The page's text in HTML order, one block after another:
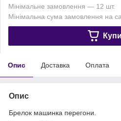
Мінімальне замовлення — 12 шт.
Мінімальна сума замовлення на
Опис Доставка Оплата
Опис
Брелок машинка перегони.